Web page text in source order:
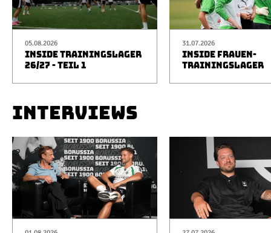
05.08.2026
INSIDE TRAININGSLAGER
26/27 - TEIL 1
31.07.2026
INSIDE FRAUEN-
TRAININGSLAGER
INTERVIEWS